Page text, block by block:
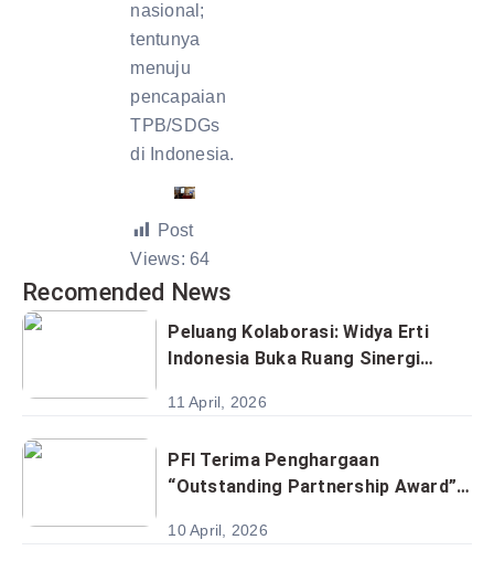
nasional;
tentunya
menuju
pencapaian
TPB/SDGs
di Indonesia.
Post
Views: 64
Recomended News
Peluang Kolaborasi: Widya Erti
Indonesia Buka Ruang Sinergi
11 April, 2026
PFI Terima Penghargaan
“Outstanding Partnership Award”
10 April, 2026